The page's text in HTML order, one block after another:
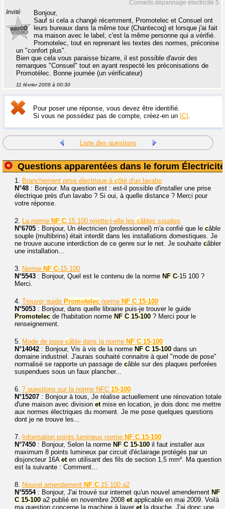
Conseils dépannage électricité 5
Invité
Bonjour,
Sauf si cela a changé récemment, Promotelec et Consuel ont
leurs bureaux dans la même tour (Chantecoq) et lorsque j'ai fait
ma maison avec le label, c'est la même personne qui a vérifié.
Promotelec, tout en reprenant les textes des normes, préconise
un "confort plus".
Bien que cela vous paraisse bizarre, il est possible d'avoir des
remarques "Consuel" tout en ayant respecté les préconisations de
Promotélec. Bonne journée (un vérificateur)
11 février 2009 à 00:30
Pour poser une réponse, vous devez être identifié.
Si vous ne possédez pas de compte, créez-en un ICI .
Liste des questions
Questions apparentées dans le forum Électricité
1. Branchement prise électrique à côté d'un lavabo
N°48 : Bonjour. Ma question est : est-il possible d'installer une prise
électrique près d'un lavabo ? Si oui, à quelle distance ? Merci pour
votre réponse.
2. La norme NF C 15 100 rejette-t-elle les câbles souples
N°6705 : Bonjour, Un électricien (professionnel) m'a confié que le câble
souple (multibrins) était interdit dans les installations domestiques. Je
ne trouve aucune interdiction de ce genre sur le net. Je souhaite câbler
une installation...
3. Norme NF C-15 100
N°5543 : Bonjour, Quel est le contenu de la norme NF C-15 100 ?
Merci.
4. Trouver guide Promotelec norme NF C 15-100
N°5053 : Bonjour, dans quelle librairie puis-je trouver le guide
Promotelec de l'habitation norme NF C 15-100 ? Merci pour le
renseignement.
5. Mode de pose câble dans la norme NF C 15-100
N°14042 : Bonjour, Vis à vis de la norme NF C 15-100 dans un
domaine industriel. J'aurais souhaité connaitre à quel "mode de pose"
normalisé se rapporte un passage de câble sur des plaques perforées
suspendues sous un faux plancher...
6. 7 questions sur la norme NFC 15-100
N°15207 : Bonjour à tous, Je réalise actuellement une rénovation totale
d'une maison avec division etmise en location, je dois donc me mettre
aux normes électriques du moment. Je me pose quelques questions
dont je ne trouve les...
7. Information points lumineux norme NF C 15-100
N°7450 : Bonjour, Selon la norme NF C 15-100 il faut installer aux
maximum 8 points lumineux par circuit d'éclairage protégés par un
disjoncteur 16A eten utilisant des fils de section 1,5 mm². Ma question
est la suivante : Comment...
8. Nouvel amendement NF C 15 100 a2
N°5554: Bonjour, J'ai trouvé sur internet qu'un nouvel amendement NF
C 15-100 a2 publié en novembre 2008 etapplicable en mai 2009. Voilà
ma question concerne la machine à laver etla douche. J'ai donc une